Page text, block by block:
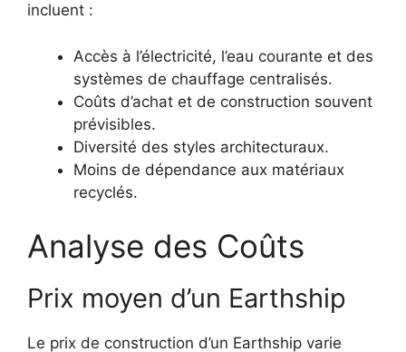
incluent :
Accès à l’électricité, l’eau courante et des
systèmes de chauffage centralisés.
Coûts d’achat et de construction souvent
prévisibles.
Diversité des styles architecturaux.
Moins de dépendance aux matériaux
recyclés.
Analyse des Coûts
Prix moyen d’un Earthship
Le prix de construction d’un Earthship varie